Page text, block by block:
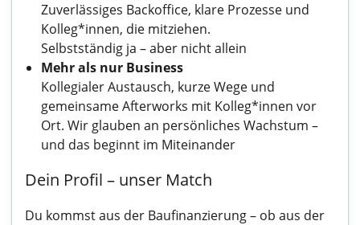
Zuverlässiges Backoffice, klare Prozesse und
Kolleg*innen, die mitziehen.
Selbstständig ja – aber nicht allein
Mehr als nur Business
Kollegialer Austausch, kurze Wege und
gemeinsame Afterworks mit Kolleg*innen vor
Ort. Wir glauben an persönliches Wachstum –
und das beginnt im Miteinander
Dein Profil – unser Match
Du kommst aus der Baufinanzierung – ob aus der